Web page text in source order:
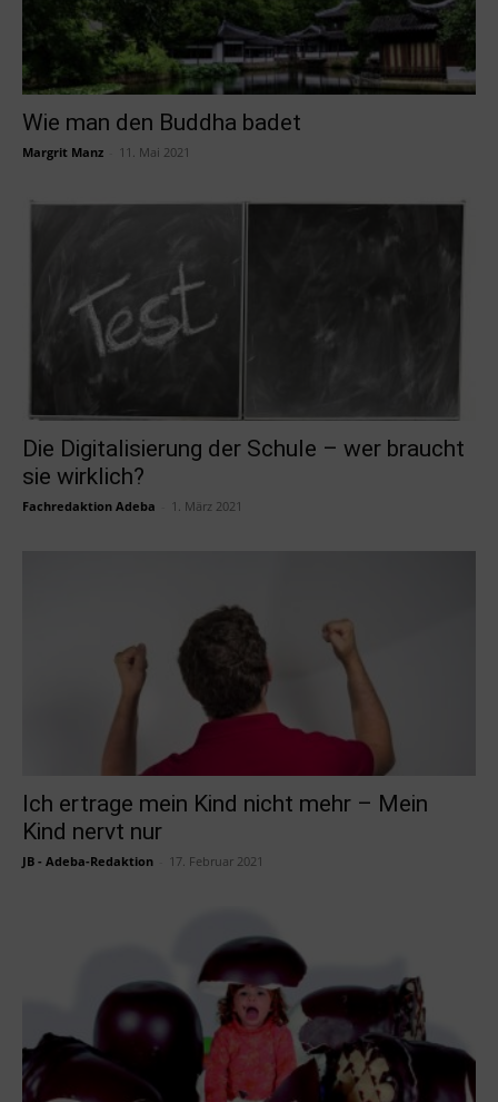
Wie man den Buddha badet
Margrit Manz 11. Mai 2021
Die Digitalisierung der Schule – wer braucht
sie wirklich?
Fachredaktion Adeba 1. März 2021
Ich ertrage mein Kind nicht mehr – Mein
Kind nervt nur
JB - Adeba-Redaktion 17. Februar 2021